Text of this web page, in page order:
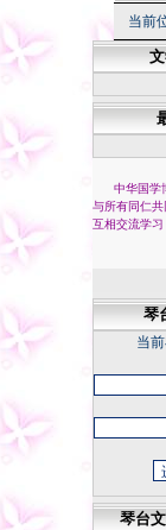
当前
中华国学
与所有同仁共
互相交流学习
琴
当前
琴台
凤台县的